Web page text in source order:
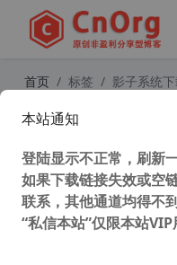
首页 标签 影子系统
本站通知
登陆显示不正常，刷新
如果下载链接失效或空
联系，其他通道均得不
“私信本站”仅限本站